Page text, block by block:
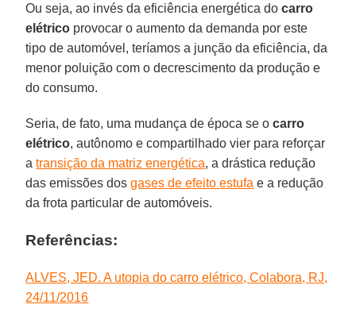
Ou seja, ao invés da eficiência energética docarro
elétrico provocar o aumento da demanda por este
tipo de automóvel, teríamos a junção da eficiência, da
menor poluição com o decrescimento da produção e
do consumo.
Seria, de fato, uma mudança de época se ocarro
elétrico, autônomo e compartilhado vier para reforçar
atransição da matriz energética, a drástica redução
das emissões dosgases de efeito estufa e a redução
da frota particular de automóveis.
Referências:
ALVES, JED. A utopia do carro elétrico, Colabora, RJ,
24/11/2016